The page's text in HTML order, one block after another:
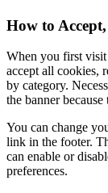
How to
When you first
accept all cookies,
by category.
the banner
You can change
link in the footer.
can enable or
preferences.